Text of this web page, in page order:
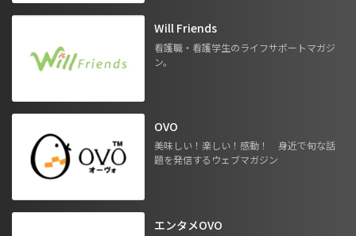
Will Friends
看護職・看護学生のライフサポートマガジ
ン。
OVO
美味しい！楽しい！感動！ 身近で旬な話
題を発信するウェブマガジン
エンタメOVO